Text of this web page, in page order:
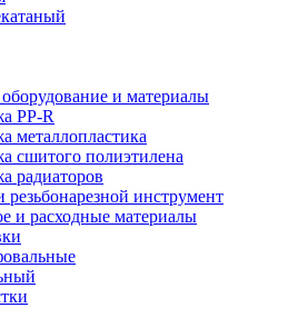
и материалы
PP-R
металлопластика
сшитого полиэтилена
радиаторов
инструмент
и расходные материалы